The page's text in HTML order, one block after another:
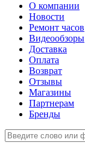
О компании
Новости
Ремонт часов
Видеообзоры
Доставка
Оплата
Возврат
Отзывы
Магазины
Партнерам
Бренды